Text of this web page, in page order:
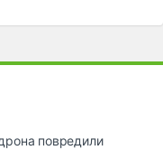
повредили